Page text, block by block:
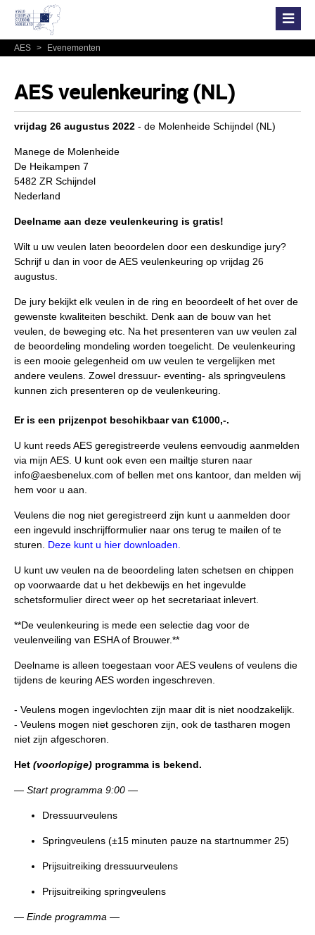
AES > Evenementen
AES veulenkeuring (NL)
vrijdag 26 augustus 2022- de Molenheide Schijndel (NL)
Manege de Molenheide
De Heikampen 7
5482 ZR Schijndel
Nederland
Deelname aan deze veulenkeuring is gratis!
Wilt u uw veulen laten beoordelen door een deskundige jury?
Schrijf u dan in voor de AES veulenkeuring op vrijdag 26
augustus.
De jury bekijkt elk veulen in de ring en beoordeelt of het over de
gewenste kwaliteiten beschikt. Denk aan de bouw van het
veulen, de beweging etc. Na het presenteren van uw veulen zal
de beoordeling mondeling worden toegelicht. De veulenkeuring
is een mooie gelegenheid om uw veulen te vergelijken met
andere veulens. Zowel dressuur- eventing- als springveulens
kunnen zich presenteren op de veulenkeuring.
Er is een prijzenpot beschikbaar van €1000,-.
U kunt reeds AES geregistreerde veulens eenvoudig aanmelden
via mijn AES. U kunt ook even een mailtje sturen naar
info@aesbenelux.com of bellen met ons kantoor, dan melden wij
hem voor u aan.
Veulens die nog niet geregistreerd zijn kunt u aanmelden door
een ingevuld inschrijfformulier naar ons terug te mailen of te
sturen.
Deze kunt u hier downloaden.
U kunt uw veulen na de beoordeling laten schetsen en chippen
op voorwaarde dat u het dekbewijs en het ingevulde
schetsformulier direct weer op het secretariaat inlevert.
**De veulenkeuring is mede een selectie dag voor de
veulenveiling van ESHA of Brouwer.**
Deelname is alleen toegestaan voor AES veulens of veulens die
tijdens de keuring AES worden ingeschreven.
- Veulens mogen ingevlochten zijn maar dit is niet noodzakelijk.
- Veulens mogen niet geschoren zijn, ook de tastharen mogen
niet zijn afgeschoren.
Het (voorlopige) programma is bekend.
— Start programma 9:00 —
Dressuurveulens
Springveulens (±15 minuten pauze na startnummer 25)
Prijsuitreiking dressuurveulens
Prijsuitreiking springveulens
— Einde programma —